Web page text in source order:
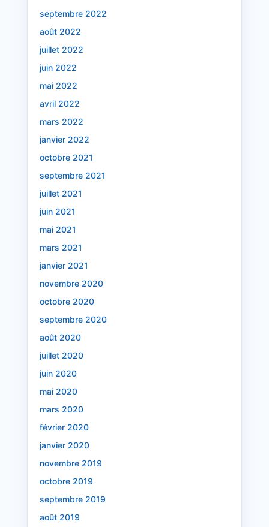
septembre 2022
août 2022
juillet 2022
juin 2022
mai 2022
avril 2022
mars 2022
janvier 2022
octobre 2021
septembre 2021
juillet 2021
juin 2021
mai 2021
mars 2021
janvier 2021
novembre 2020
octobre 2020
septembre 2020
août 2020
juillet 2020
juin 2020
mai 2020
mars 2020
février 2020
janvier 2020
novembre 2019
octobre 2019
septembre 2019
août 2019